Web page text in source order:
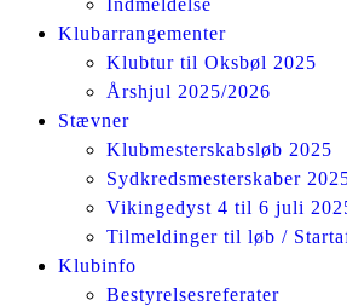
Klubarrangementer
Klubtur til Oksbøl 2025
Årshjul 2025/2026
Stævner
Klubmesterskabsløb 2025
Sydkredsmesterskaber
Vikingedyst 4 til 6 juli
Tilmeldinger til løb /
Klubinfo
Bestyrelsesreferater